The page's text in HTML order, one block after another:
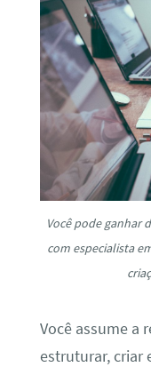
Você pode ganhar
com especialista
Você assume a
estruturar, criar